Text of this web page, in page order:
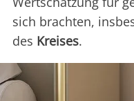
sich brachten,
des Kreises.